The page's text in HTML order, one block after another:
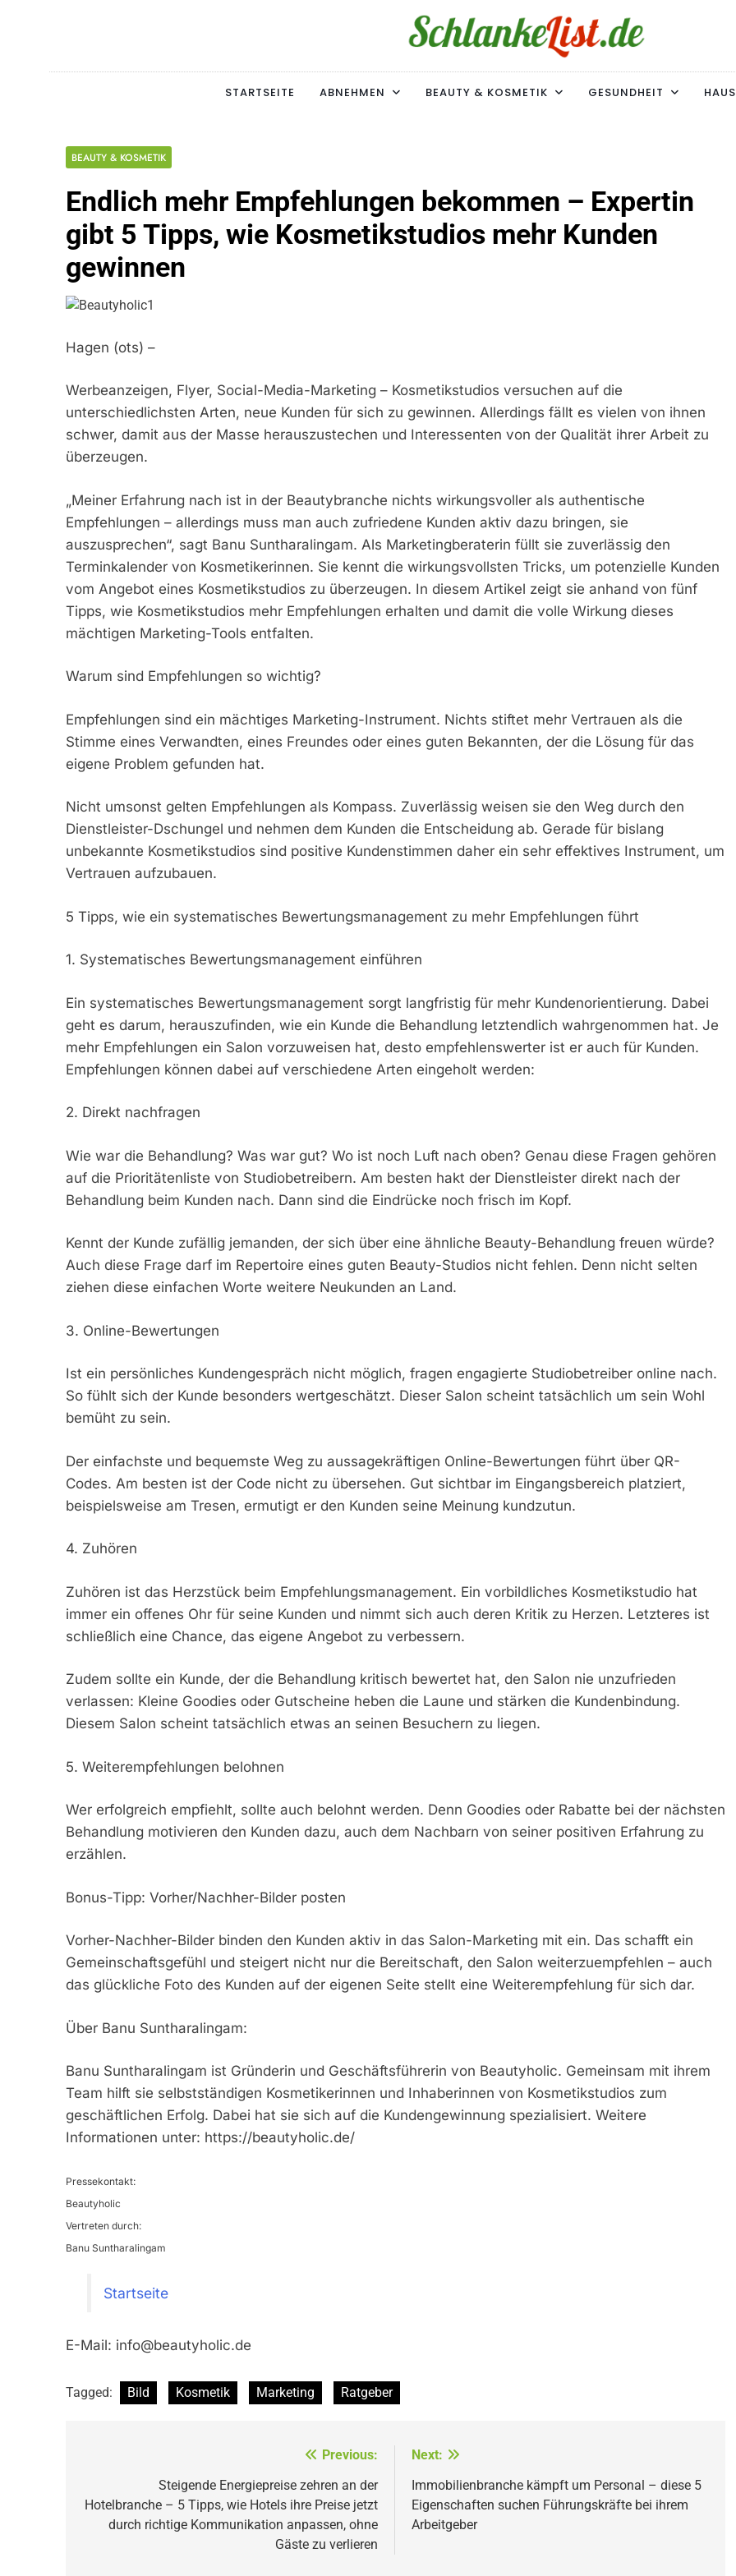
Schlanke-List.de
MAGERSUCHT. BULIMIE. ADIPOSITAS? SIE SIND NICHT ALLEIN!
STARTSEITE
ABNEHMEN BEAUTY & KOSMETIK GESUNDHEIT
BEAUTY & KOSMETIK
Endlich mehr Empfehlungen bekommen – Expertin
gibt 5 Tipps, wie Kosmetikstudios mehr Kunden
gewinnen
Hagen (ots) –
Werbeanzeigen, Flyer, Social-Media-Marketing – Kosmetikstudios versuchen auf die
unterschiedlichsten Arten, neue Kunden für sich zu gewinnen. Allerdings fällt es vielen von ihnen
schwer, damit aus der Masse herauszustechen und Interessenten von der Qualität ihrer Arbeit zu
überzeugen.
„Meiner Erfahrung nach ist in der Beautybranche nichts wirkungsvoller als authentische
Empfehlungen – allerdings muss man auch zufriedene Kunden aktiv dazu bringen, sie
auszusprechen“, sagt Banu Suntharalingam. Als Marketingberaterin füllt sie zuverlässig den
Terminkalender von Kosmetikerinnen. Sie kennt die wirkungsvollsten Tricks, um potenzielle Kunden
vom Angebot eines Kosmetikstudios zu überzeugen. In diesem Artikel zeigt sie anhand von fünf
Tipps, wie Kosmetikstudios mehr Empfehlungen erhalten und damit die volle Wirkung dieses
mächtigen Marketing-Tools entfalten.
Warum sind Empfehlungen so wichtig?
Empfehlungen sind ein mächtiges Marketing-Instrument. Nichts stiftet mehr Vertrauen als die
Stimme eines Verwandten, eines Freundes oder eines guten Bekannten, der die Lösung für das
eigene Problem gefunden hat.
Nicht umsonst gelten Empfehlungen als Kompass. Zuverlässig weisen sie den Weg durch den
Dienstleister-Dschungel und nehmen dem Kunden die Entscheidung ab. Gerade für bislang
unbekannte Kosmetikstudios sind positive Kundenstimmen daher ein sehr effektives Instrument, um
Vertrauen aufzubauen.
5 Tipps, wie ein systematisches Bewertungsmanagement zu mehr Empfehlungen führt
1. Systematisches Bewertungsmanagement einführen
Ein systematisches Bewertungsmanagement sorgt langfristig für mehr Kundenorientierung. Dabei
geht es darum, herauszufinden, wie ein Kunde die Behandlung letztendlich wahrgenommen hat. Je
mehr Empfehlungen ein Salon vorzuweisen hat, desto empfehlenswerter ist er auch für Kunden.
Empfehlungen können dabei auf verschiedene Arten eingeholt werden:
2. Direkt nachfragen
Wie war die Behandlung? Was war gut? Wo ist noch Luft nach oben? Genau diese Fragen gehören
auf die Prioritätenliste von Studiobetreibern. Am besten hakt der Dienstleister direkt nach der
Behandlung beim Kunden nach. Dann sind die Eindrücke noch frisch im Kopf.
Kennt der Kunde zufällig jemanden, der sich über eine ähnliche Beauty-Behandlung freuen würde?
Auch diese Frage darf im Repertoire eines guten Beauty-Studios nicht fehlen. Denn nicht selten
ziehen diese einfachen Worte weitere Neukunden an Land.
3. Online-Bewertungen
Ist ein persönliches Kundengespräch nicht möglich, fragen engagierte Studiobetreiber online nach.
So fühlt sich der Kunde besonders wertgeschätzt. Dieser Salon scheint tatsächlich um sein Wohl
bemüht zu sein.
Der einfachste und bequemste Weg zu aussagekräftigen Online-Bewertungen führt über QR-
Codes. Am besten ist der Code nicht zu übersehen. Gut sichtbar im Eingangsbereich platziert,
beispielsweise am Tresen, ermutigt er den Kunden seine Meinung kundzutun.
4. Zuhören
Zuhören ist das Herzstück beim Empfehlungsmanagement. Ein vorbildliches Kosmetikstudio hat
immer ein offenes Ohr für seine Kunden und nimmt sich auch deren Kritik zu Herzen. Letzteres ist
schließlich eine Chance, das eigene Angebot zu verbessern.
Zudem sollte ein Kunde, der die Behandlung kritisch bewertet hat, den Salon nie unzufrieden
verlassen: Kleine Goodies oder Gutscheine heben die Laune und stärken die Kundenbindung.
Diesem Salon scheint tatsächlich etwas an seinen Besuchern zu liegen.
5. Weiterempfehlungen belohnen
Wer erfolgreich empfiehlt, sollte auch belohnt werden. Denn Goodies oder Rabatte bei der nächsten
Behandlung motivieren den Kunden dazu, auch dem Nachbarn von seiner positiven Erfahrung zu
erzählen.
Bonus-Tipp: Vorher/Nachher-Bilder posten
Vorher-Nachher-Bilder binden den Kunden aktiv in das Salon-Marketing mit ein. Das schafft ein
Gemeinschaftsgefühl und steigert nicht nur die Bereitschaft, den Salon weiterzuempfehlen – auch
das glückliche Foto des Kunden auf der eigenen Seite stellt eine Weiterempfehlung für sich dar.
Über Banu Suntharalingam:
Banu Suntharalingam ist Gründerin und Geschäftsführerin von Beautyholic. Gemeinsam mit ihrem
Team hilft sie selbstständigen Kosmetikerinnen und Inhaberinnen von Kosmetikstudios zum
geschäftlichen Erfolg. Dabei hat sie sich auf die Kundengewinnung spezialisiert. Weitere
Informationen unter: https://beautyholic.de/
Pressekontakt:
Beautyholic
Vertreten durch:
Banu Suntharalingam
Startseite
E-Mail: info@beautyholic.de
Tagged: Bild Kosmetik Marketing Ratgeber
Previous:
Steigende Energiepreise zehren an der
Hotelbranche – 5 Tipps, wie Hotels ihre Preise jetzt
durch richtige Kommunikation anpassen, ohne
Gäste zu verlieren
Next:
Immobilienbranche kämpft um Personal – diese 5
Eigenschaften suchen Führungskräfte bei ihrem
Arbeitgeber